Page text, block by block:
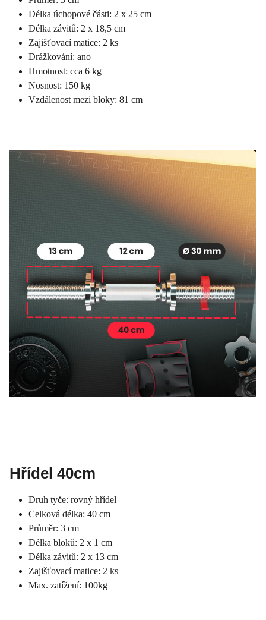
Délka úchopové části: 2 x 25 cm
Délka závitů: 2 x 18,5 cm
Zajišťovací matice: 2 ks
Drážkování: ano
Hmotnost: cca 6 kg
Nosnost: 150 kg
Vzdálenost mezi bloky: 81 cm
Hřídel 40cm
Druh tyče: rovný hřídel
Celková délka: 40 cm
Průměr: 3 cm
Délka bloků: 2 x 1 cm
Délka závitů: 2 x 13 cm
Zajišťovací matice: 2 ks
Max. zatížení: 100kg